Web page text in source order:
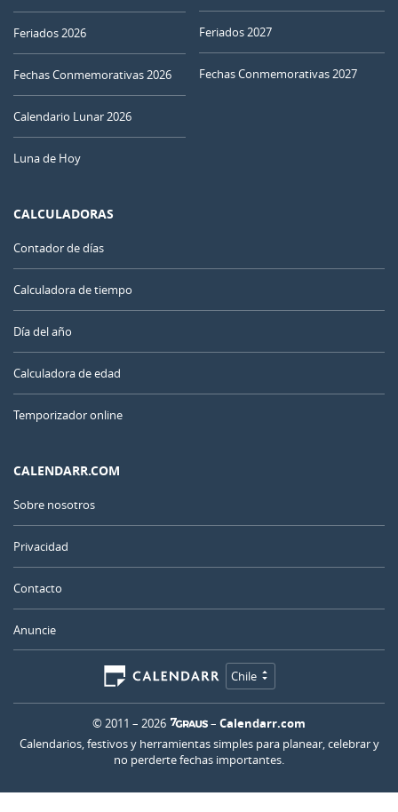
Feriados 2026
Fechas Conmemorativas 2026
Calendario Lunar 2026
Luna de Hoy
Feriados 2027
Fechas Conmemorativas 2027
CALCULADORAS
Contador de días
Calculadora de tiempo
Día del año
Calculadora de edad
Temporizador online
CALENDARR.COM
Sobre nosotros
Privacidad
Contacto
Anuncie
Chile
© 2011 – 2026 – Calendarr.com
Calendarios, festivos y herramientas simples para planear, celebrar y
no perderte fechas importantes.